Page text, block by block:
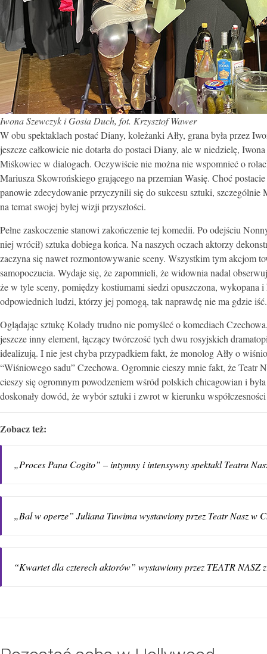
Iwona Szewczyk i Gosia Duch, fot. Krzysztof Wawer
W obu spektaklach postać Diany, koleżanki Ałły, grana była przez
jeszcze całkowicie nie dotarła do postaci Diany, ale w niedzielę,
Miśkowiec w dialogach. Oczywiście nie można nie wspomnieć o
Mariusza Skowrońskiego grającego na przemian Wasię. Choć
panowie zdecydowanie przyczynili się do sukcesu sztuki,
na temat swojej byłej wizji przyszłości.
Pełne zaskoczenie stanowi zakończenie tej komedii. Po odejściu
niej wrócił) sztuka dobiega końca. Na naszych oczach aktorzy
zaczyna się nawet rozmontowywanie sceny. Wszystkim tym akcjom
samopoczucia. Wydaje się, że zapomnieli, że widownia nadal
że w tyle sceny, pomiędzy kostiumami siedzi opuszczona,
odpowiednich ludzi, którzy jej pomogą, tak naprawdę nie ma gdzie iść.
Oglądając sztukę Kolady trudno nie pomyśleć o komediach
jeszcze inny element, łączący twórczość tych dwu rosyjskich
idealizują. I nie jest chyba przypadkiem fakt, że monolog Ałły o
“Wiśniowego sadu” Czechowa. Ogromnie cieszy mnie fakt, że Teatr
cieszy się ogromnym powodzeniem wśród polskich chicagowian i
doskonały dowód, że wybór sztuki i zwrot w kierunku
Zobacz też:
„Proces Pana Cogito” – intymny i intensywny spektakl Teatru
„Bal w operze” Juliana Tuwima wystawiony przez Teatr Nasz w
“Kwartet dla czterech aktorów” wystawiony przez TEATR NASZ